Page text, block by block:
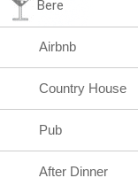
Bere
Airbnb
Country House
Pub
After Dinner